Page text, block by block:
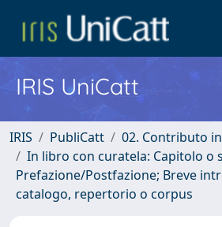
IRIS UniCatt
IRIS PubliCatt
02. Contributo
In libro con curatela: Capitolo o
Prefazione/Postfazione; Breve
catalogo, repertorio o corpus